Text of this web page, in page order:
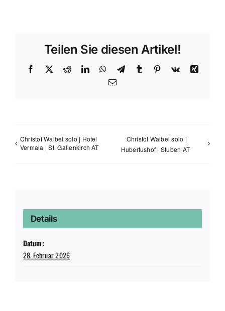
Teilen Sie diesen Artikel!
Facebook
X RedditLinkedInWhatsApp
TelegramTumblr Pinterest
Vk
Xing
E-
Christof Waibel solo | Hotel
Vermala | St. Gallenkirch AT
Christof Waibel solo |
Hubertushof | Stuben AT
Details
Datum:
28. Februar 2026